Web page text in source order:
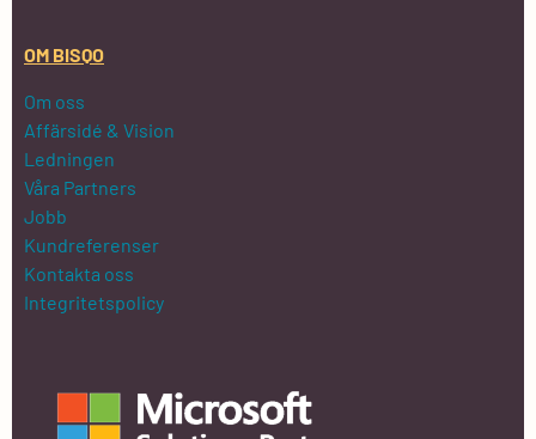
OM BISQO
Om oss
Affärsidé & Vision
Ledningen
Våra Partners
Jobb
Kundreferenser
Kontakta oss
Integritetspolicy